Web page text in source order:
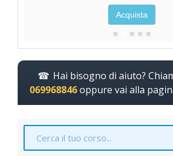
Acquista
Hai bisogno di aiuto?
069968846oppure vai alla